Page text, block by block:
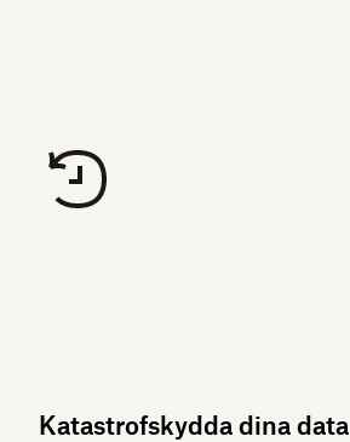
Katastrofskydda dina data